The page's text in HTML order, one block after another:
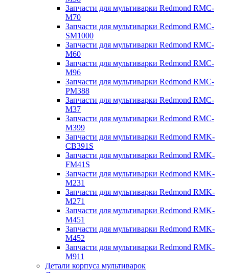
Запчасти для мультиварки Redmond RMC-
M70
Запчасти для мультиварки Redmond RMC-
SM1000
Запчасти для мультиварки Redmond RMC-
M60
Запчасти для мультиварки Redmond RMC-
M96
Запчасти для мультиварки Redmond RMC-
PM388
Запчасти для мультиварки Redmond RMC-
M37
Запчасти для мультиварки Redmond RMC-
M399
Запчасти для мультиварки Redmond RMK-
CB391S
Запчасти для мультиварки Redmond RMK-
FM41S
Запчасти для мультиварки Redmond RMK-
M231
Запчасти для мультиварки Redmond RMK-
M271
Запчасти для мультиварки Redmond RMK-
M451
Запчасти для мультиварки Redmond RMK-
M452
Запчасти для мультиварки Redmond RMK-
M911
Детали корпуса мультиварок